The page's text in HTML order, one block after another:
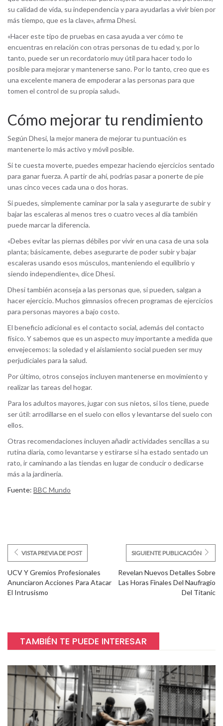
su calidad de vida, su independencia y para ayudarlas a vivir bien por
más tiempo, que es la clave», afirma Dhesi.
«Hacer este tipo de pruebas en casa ayuda a ver cómo te
encuentras en relación con otras personas de tu edad y, por lo
tanto, puede ser un recordatorio muy útil para hacer todo lo
posible para mejorar y mantenerse sano. Por lo tanto, creo que es
una excelente manera de empoderar a las personas para que
tomen el control de su propia salud».
Cómo mejorar tu rendimiento
Según Dhesi, la mejor manera de mejorar tu puntuación es
mantenerte lo más activo y móvil posible.
Si te cuesta moverte, puedes empezar haciendo ejercicios sentado
para ganar fuerza. A partir de ahí, podrías pasar a ponerte de pie
unas cinco veces cada una o dos horas.
Si puedes, simplemente caminar por la sala y asegurarte de subir y
bajar las escaleras al menos tres o cuatro veces al día también
puede marcar la diferencia.
«Debes evitar las piernas débiles por vivir en una casa de una sola
planta; básicamente, debes asegurarte de poder subir y bajar
escaleras usando esos músculos, manteniendo el equilibrio y
siendo independiente», dice Dhesi.
Dhesi también aconseja a las personas que, si pueden, salgan a
hacer ejercicio. Muchos gimnasios ofrecen programas de ejercicios
para personas mayores a bajo costo.
El beneficio adicional es el contacto social, además del contacto
físico. Y sabemos que es un aspecto muy importante a medida que
envejecemos: la soledad y el aislamiento social pueden ser muy
perjudiciales para la salud.
Por último, otros consejos incluyen mantenerse en movimiento y
realizar las tareas del hogar.
Para los adultos mayores, jugar con sus nietos, si los tiene, puede
ser útil: arrodillarse en el suelo con ellos y levantarse del suelo con
ellos.
Otras recomendaciones incluyen añadir actividades sencillas a su
rutina diaria, como levantarse y estirarse si ha estado sentado un
rato, ir caminando a las tiendas en lugar de conducir o dedicarse
más a la jardinería.
Fuente: BBC Mundo
VISTA PREVIA DE POST
UCV Y Gremios Profesionales
Anunciaron Acciones Para Atacar
El Intrusismo
SIGUIENTE PUBLICACIÓN
Revelan Nuevos Detalles Sobre
Las Horas Finales Del Naufragio
Del Titanic
TAMBIÉN TE PUEDE INTERESAR